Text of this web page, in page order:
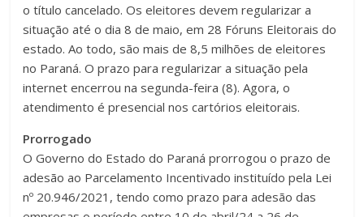
o título cancelado. Os eleitores devem regularizar a
situação até o dia 8 de maio, em 28 Fóruns Eleitorais do
estado. Ao todo, são mais de 8,5 milhões de eleitores
no Paraná. O prazo para regularizar a situação pela
internet encerrou na segunda-feira (8). Agora, o
atendimento é presencial nos cartórios eleitorais.
Prorrogado
O Governo do Estado do Paraná prorrogou o prazo de
adesão ao Parcelamento Incentivado instituído pela Lei
nº 20.946/2021, tendo como prazo para adesão das